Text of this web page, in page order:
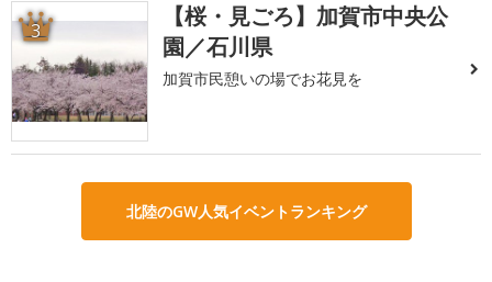
3
【桜・見ごろ】加賀市中央公
園／石川県
加賀市民憩いの場でお花見を
北陸のGW人気イベントランキング